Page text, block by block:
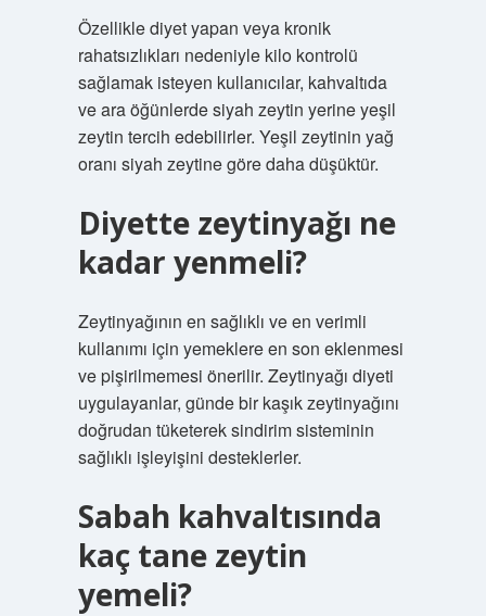
Özellikle diyet yapan veya kronik
rahatsızlıkları nedeniyle kilo kontrolü
sağlamak isteyen kullanıcılar, kahvaltıda
ve ara öğünlerde siyah zeytin yerine yeşil
zeytin tercih edebilirler. Yeşil zeytinin yağ
oranı siyah zeytine göre daha düşüktür.
Diyette zeytinyağı ne
kadar yenmeli?
Zeytinyağının en sağlıklı ve en verimli
kullanımı için yemeklere en son eklenmesi
ve pişirilmemesi önerilir. Zeytinyağı diyeti
uygulayanlar, günde bir kaşık zeytinyağını
doğrudan tüketerek sindirim sisteminin
sağlıklı işleyişini desteklerler.
Sabah kahvaltısında
kaç tane zeytin
yemeli?